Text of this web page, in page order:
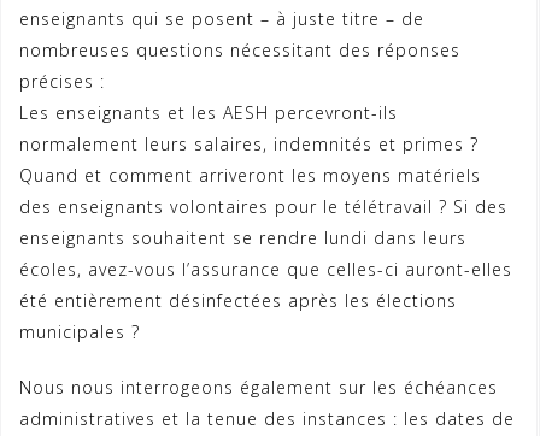
enseignants qui se posent – à juste titre – de
nombreuses questions nécessitant des réponses
précises :
Les enseignants et les AESH percevront-ils
normalement leurs salaires, indemnités et primes ?
Quand et comment arriveront les moyens matériels
des enseignants volontaires pour le télétravail ? Si des
enseignants souhaitent se rendre lundi dans leurs
écoles, avez-vous l’assurance que celles-ci auront-elles
été entièrement désinfectées après les élections
municipales ?
Nous nous interrogeons également sur les échéances
administratives et la tenue des instances : les dates de